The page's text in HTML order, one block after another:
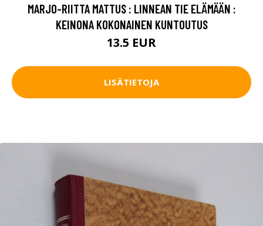
MARJO-RIITTA MATTUS : LINNEAN TIE ELÄMÄÄN :
KEINONA KOKONAINEN KUNTOUTUS
13.5 EUR
LISÄTIETOJA